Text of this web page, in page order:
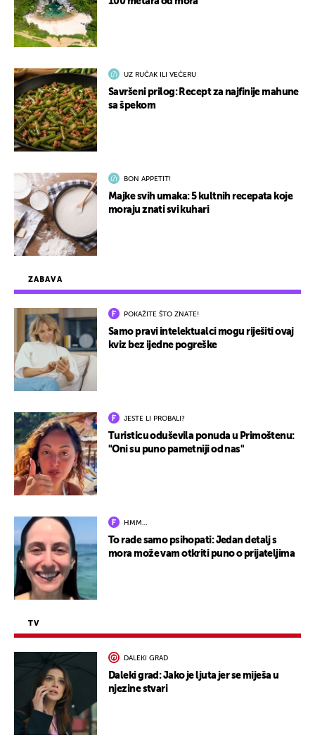
ZABAVA
POKAŽITE ŠTO ZNATE!
Samo pravi intelektualci mogu riješiti ovaj
kviz bez ijedne pogreške
JESTE LI PROBALI?
Turisticu oduševila ponuda u Primoštenu:
"Oni su puno pametniji od nas"
HMM…
To rade samo psihopati: Jedan detalj s
mora može vam otkriti puno o prijateljima
TV
DALEKI GRAD
Daleki grad: Jako je ljuta jer se miješa u
njezine stvari
UZ RUČAK ILI VEČERU
Savršeni prilog: Recept za najfinije mahune
sa špekom
BON APPETIT!
Majke svih umaka: 5 kultnih recepata koje
moraju znati svi kuhari